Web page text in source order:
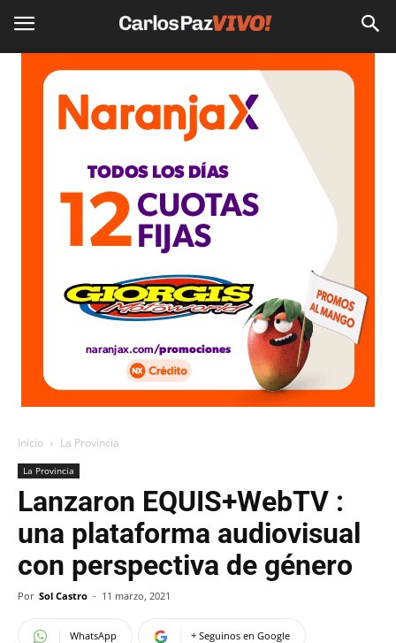
Inicio La Provincia
La Provincia
Lanzaron EQUIS+WebTV :
una plataforma audiovisual
con perspectiva de género
Por Sol Castro - 11 marzo, 2021
WhatsApp + Seguinos en Google